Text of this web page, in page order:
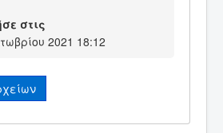
στις
2021 18:12